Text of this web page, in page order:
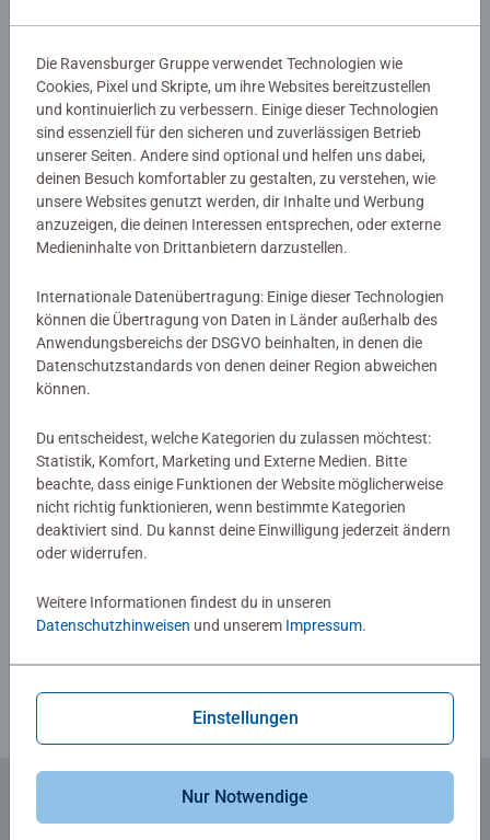
Thompson
Details
Artikelnummer:
12000652
EAN:
4005555006527
Warnhinweise und Herstellerinformation
Ähnliche Produkte
Noch keine Bewertungen
abgegeben
0/0
Zum Newsletter anmelden
Die Ravensburger Gruppe verwendet Technologien wie
Cookies, Pixel und Skripte, um ihre Websites bereitzustellen
und kontinuierlich zu verbessern. Einige dieser Technologien
sind essenziell für den sicheren und zuverlässigen Betrieb
unserer Seiten. Andere sind optional und helfen uns dabei,
deinen Besuch komfortabler zu gestalten, zu verstehen, wie
unsere Websites genutzt werden, dir Inhalte und Werbung
anzuzeigen, die deinen Interessen entsprechen, oder externe
Medieninhalte von Drittanbietern darzustellen.
Internationale Datenübertragung: Einige dieser Technologien
können die Übertragung von Daten in Länder außerhalb des
Anwendungsbereichs der DSGVO beinhalten, in denen die
Datenschutzstandards von denen deiner Region abweichen
können.
Du entscheidest, welche Kategorien du zulassen möchtest:
Statistik, Komfort, Marketing und Externe Medien. Bitte
beachte, dass einige Funktionen der Website möglicherweise
nicht richtig funktionieren, wenn bestimmte Kategorien
deaktiviert sind. Du kannst deine Einwilligung jederzeit ändern
oder widerrufen.
Weitere Informationen findest du in unseren
Datenschutzhinweisen und unserem Impressum.
Einstellungen
Nur Notwendige